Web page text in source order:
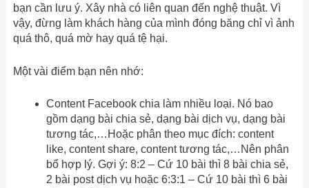
bạn cần lưu ý. Xây nhà có liên quan đến nghệ thuật. Vì
vậy, đừng làm khách hàng của mình đóng băng chỉ vì ảnh
quá thô, quá mờ hay quá tệ hại.
Một vài điểm bạn nên nhớ:
Content Facebook chia làm nhiều loại. Nó bao
gồm dạng bài chia sẻ, dạng bài dịch vụ, dạng bài
tương tác,…Hoặc phân theo mục đích: content
like, content share, content tương tác,…Nên phân
bổ hợp lý. Gợi ý: 8:2 – Cứ 10 bài thì 8 bài chia sẻ,
2 bài post dịch vụ hoặc 6:3:1 – Cứ 10 bài thì 6 bài